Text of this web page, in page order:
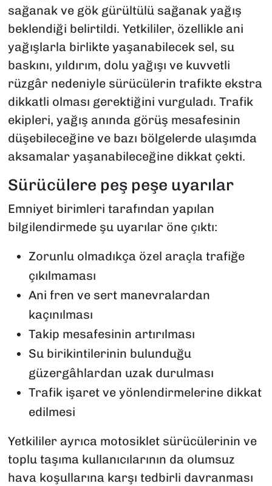
sağanak ve gök gürültülü sağanak yağış
beklendiği belirtildi. Yetkililer, özellikle ani
yağışlarla birlikte yaşanabilecek sel, su
baskını, yıldırım, dolu yağışı ve kuvvetli
rüzgâr nedeniyle sürücülerin trafikte ekstra
dikkatli olması gerektiğini vurguladı. Trafik
ekipleri, yağış anında görüş mesafesinin
düşebileceğine ve bazı bölgelerde ulaşımda
aksamalar yaşanabileceğine dikkat çekti.
Sürücülere peş peşe uyarılar
Emniyet birimleri tarafından yapılan
bilgilendirmede şu uyarılar öne çıktı:
Zorunlu olmadıkça özel araçla trafiğe
çıkılmaması
Ani fren ve sert manevralardan
kaçınılması
Takip mesafesinin artırılması
Su birikintilerinin bulunduğu
güzergâhlardan uzak durulması
Trafik işaret ve yönlendirmelerine dikkat
edilmesi
Yetkililer ayrıca motosiklet sürücülerinin ve
toplu taşıma kullanıcılarının da olumsuz
hava koşullarına karşı tedbirli davranması